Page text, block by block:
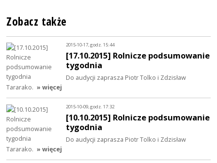
Zobacz także
2015-10-17, godz. 15:44
[17.10.2015] Rolnicze podsumowanie
tygodnia
Do audycji zaprasza Piotr Tolko i Zdzisław
Tararako. » więcej
2015-10-09, godz. 17:32
[10.10.2015] Rolnicze podsumowanie
tygodnia
Do audycji zaprasza Piotr Tolko i Zdzisław
Tararako. » więcej